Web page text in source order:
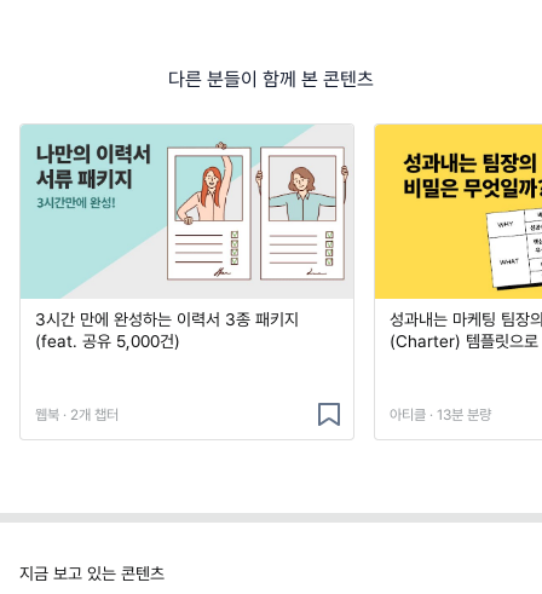
다른 분들이 함께 본 콘텐츠
3시간 만에 완성하는 이력서 3종 패키지
(feat. 공유 5,000건)
웹북 · 2개 챕터
성과내는 마케팅 팀장
(Charter) 템플릿으로
아티클 · 13분 분량
지금 보고 있는 콘텐츠